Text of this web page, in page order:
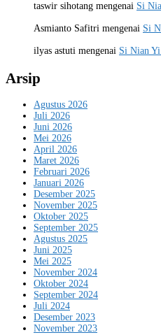
taswir sihotang mengenai Si
Asmianto Safitri mengenai Si
ilyas astuti mengenai Si Nian
Arsip
Agustus 2026
Juli 2026
Juni 2026
Mei 2026
April 2026
Maret 2026
Februari 2026
Januari 2026
Desember 2025
November 2025
Oktober 2025
September 2025
Agustus 2025
Juni 2025
Mei 2025
November 2024
Oktober 2024
September 2024
Juli 2024
Desember 2023
November 2023